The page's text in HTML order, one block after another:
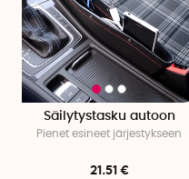
Säilytystasku autoon
Pienet esineet järjestykseen
21.51 €